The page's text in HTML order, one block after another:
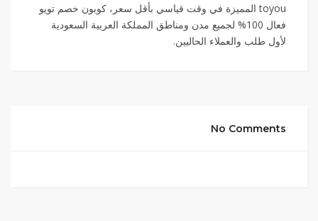
toyou المميزة في وقت قياسي بأقل سعر، كوبون خصم تويو
فعال 100% لجميع مدن ومناطق المملكة العربية السعودية
لأول طلب والعملاء الحاليين.
No Comments